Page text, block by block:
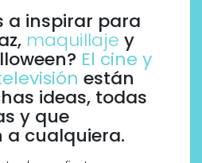
a inspirar para
maquillaje y
El cine y
están
ideas, todas
y que
a cualquiera.